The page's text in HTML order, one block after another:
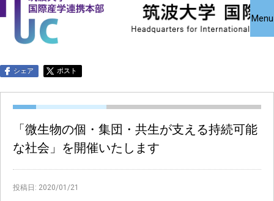
Menu
Close
国際産学連携
本部について
国際産学連携
本部公募事業
共同研究受
究・知的財
シェア ポスト
「微生物の個・集団・共生が支える持続可能
な社会」を開催いたします
投稿日: 2020/01/21